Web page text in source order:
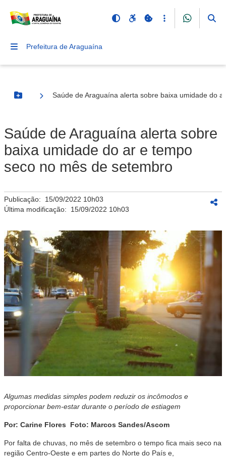
Prefeitura de Araguaína
Botão Menu
Saúde de Araguaína alerta sobre baixa umidade do
Saúde de Araguaína alerta sobre
baixa umidade do ar e tempo
seco no mês de setembro
Publicação: 15/09/2022 10h03
Última modificação: 15/09/2022 10h03
Algumas medidas simples podem reduzir os incômodos e
proporcionar bem-estar durante o período de estiagem
Por: Carine Flores Foto: Marcos Sandes/Ascom
Por falta de chuvas, no mês de setembro o tempo fica mais seco na
região Centro-Oeste e em partes do Norte do País e,